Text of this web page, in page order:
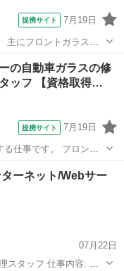
提携サイト 7月19日
にフロントガラスや
工具を使った調整作業
の自動車ガラスの修
ッフ 【資格取得…
提携サイト 7月19日
仕事です。 フロント
す。 最少はシンプルな
人で抱え込むことはあ
ーネット/Webサー
07月22日
スタッフ 仕事内容: 物